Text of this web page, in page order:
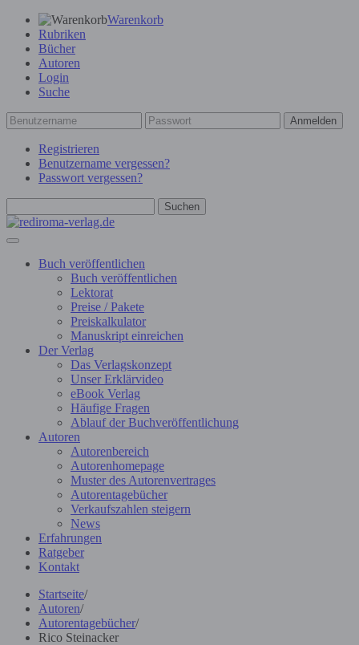
Warenkorb
Rubriken
Bücher
Autoren
Login
Suche
Anmelden
Registrieren
Benutzername vergessen?
Passwort vergessen?
Suchen
Buch veröffentlichen
Buch veröffentlichen
Lektorat
Preise / Pakete
Preiskalkulator
Manuskript einreichen
Der Verlag
Das Verlagskonzept
Unser Erklärvideo
eBook Verlag
Häufige Fragen
Ablauf der Buchveröffentlichung
Autoren
Autorenbereich
Autorenhomepage
Muster des Autorenvertrages
Autorentagebücher
Verkaufszahlen steigern
News
Erfahrungen
Ratgeber
Kontakt
Startseite/
Autoren/
Autorentagebücher/
Rico Steinacker